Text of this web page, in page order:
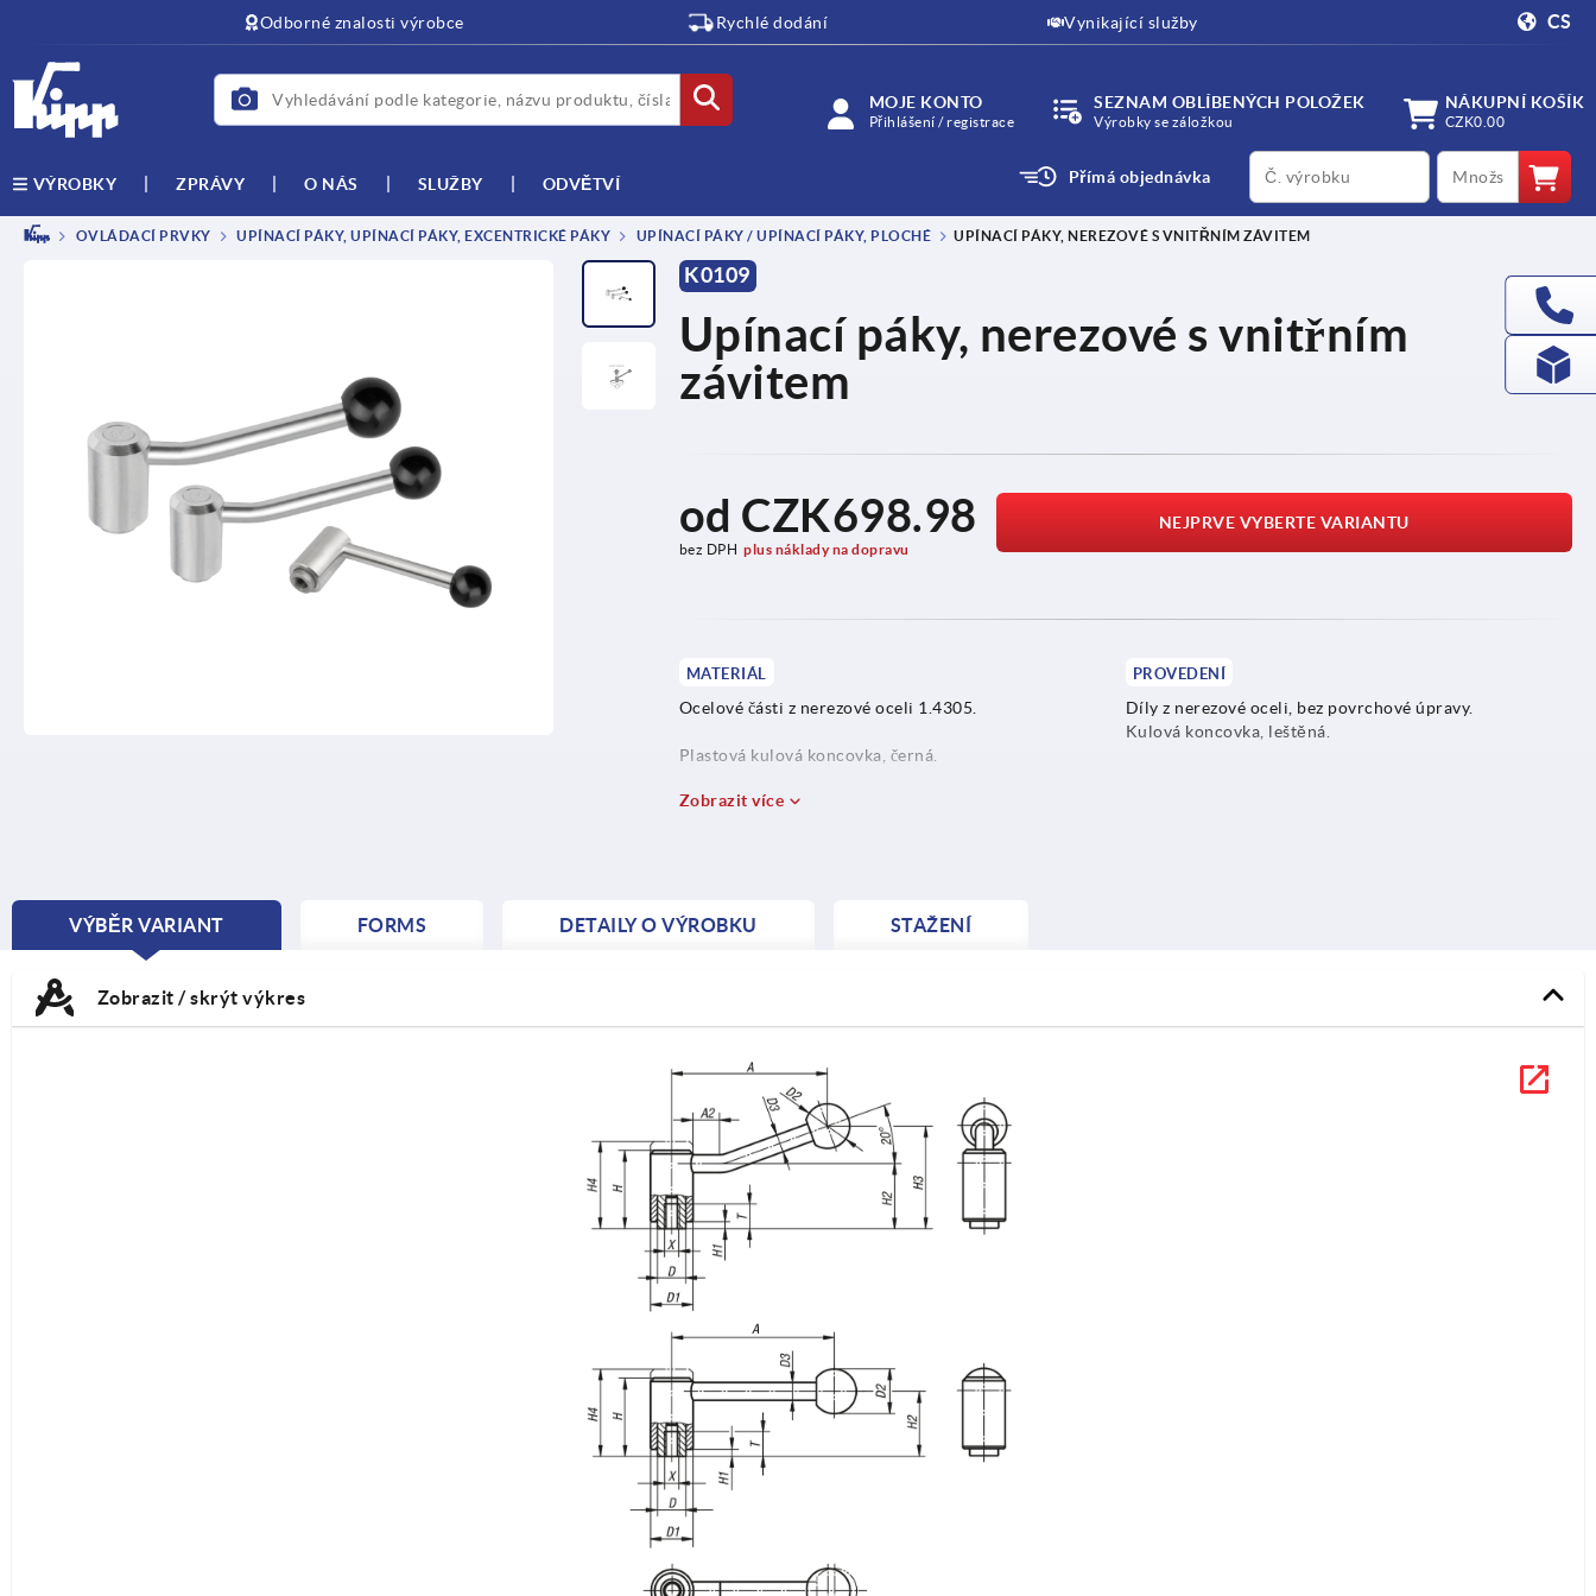
Odborné znalosti výrobce Rychlé dodání Vynikající služby CS
MOJE KONTO
Přihlášení / registrace
SEZNAM OBLÍBENÝCH POLOŽEK
Výrobky se záložkou
NÁKUPNÍ KOŠÍK
CZK0.00
VÝROBKY ZPRÁVY O NÁS SLUŽBY ODVĚTVÍ Přímá objednávka
productCode qty
OVLÁDACÍ PRVKY UPÍNACÍ PÁKY, UPÍNACÍ PÁKY, EXCENTRICKÉ PÁKY UPÍNACÍ PÁKY / UPÍNACÍ PÁKY, PLOCHÉ UPÍNACÍ PÁKY, NEREZOVÉ S VNITŘNÍM ZÁVITEM
K0109
Upínací páky, nerezové s vnitřním
závitem
od CZK698.98
bez DPH plus náklady na dopravu
NEJPRVE VYBERTE VARIANTU
MATERIÁL
Ocelové části z nerezové oceli 1.4305.
Plastová kulová koncovka, černá.
PROVEDENÍ
Díly z nerezové oceli, bez povrchové úpravy.
Kulová koncovka, leštěná.
Zobrazit více
VÝBĚR VARIANT
CURRENT
FORMS DETAILY O VÝROBKU STAŽENÍ
Zobrazit / skrýt výkres